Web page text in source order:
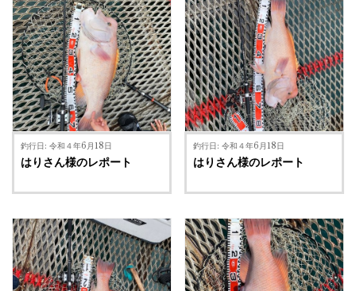
釣行日: 令和４年6月18日
はりさん様のレポート
釣行日: 令和４年6月18日
はりさん様のレポート